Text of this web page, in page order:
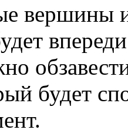
вершины
будет